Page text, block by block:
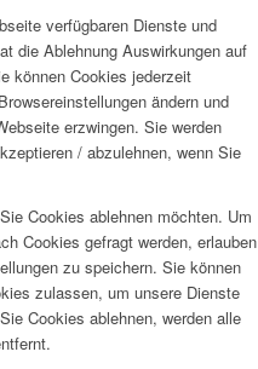
verfügbaren Dienste und
die Ablehnung Auswirkungen auf
können Cookies jederzeit
ändern und
erzwingen. Sie werden
/ abzulehnen, wenn Sie
Cookies ablehnen möchten. Um
Cookies gefragt werden, erlauben
zu speichern. Sie können
zulassen, um unsere Dienste
Cookies ablehnen, werden alle